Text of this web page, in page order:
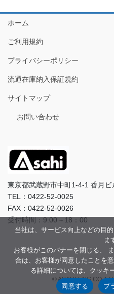
ホーム
ご利用規約
プライバシーポリシー
流通在庫納入保証規約
サイトマップ
お問い合わせ
東京都武蔵野市中町1-4-1 香月ビ
TEL：0422-52-0025
FAX：0422-52-0026
受付時間：9:00～18：00
© ASAHI-ENG
当社は、サービス向上などの目
ま
お客様がこのバナーを閉じる、
合は、お客様が同意したことを
る詳細については、クッキ
同意する
プ